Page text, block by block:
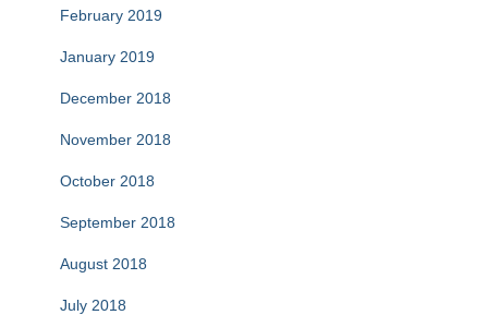
February 2019
January 2019
December 2018
November 2018
October 2018
September 2018
August 2018
July 2018